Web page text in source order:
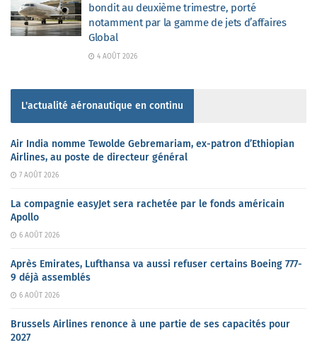
bondit au deuxième trimestre, porté
notamment par la gamme de jets d’affaires
Global
4 AOÛT 2026
L'actualité aéronautique en continu
Air India nomme Tewolde Gebremariam, ex-patron d’Ethiopian
Airlines, au poste de directeur général
7 AOÛT 2026
La compagnie easyJet sera rachetée par le fonds américain
Apollo
6 AOÛT 2026
Après Emirates, Lufthansa va aussi refuser certains Boeing 777-
9 déjà assemblés
6 AOÛT 2026
Brussels Airlines renonce à une partie de ses capacités pour
2027